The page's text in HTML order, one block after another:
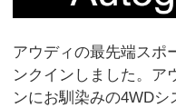
アウディの最先端スポ
ンクインしました。ア
ンにお馴染みの4WD